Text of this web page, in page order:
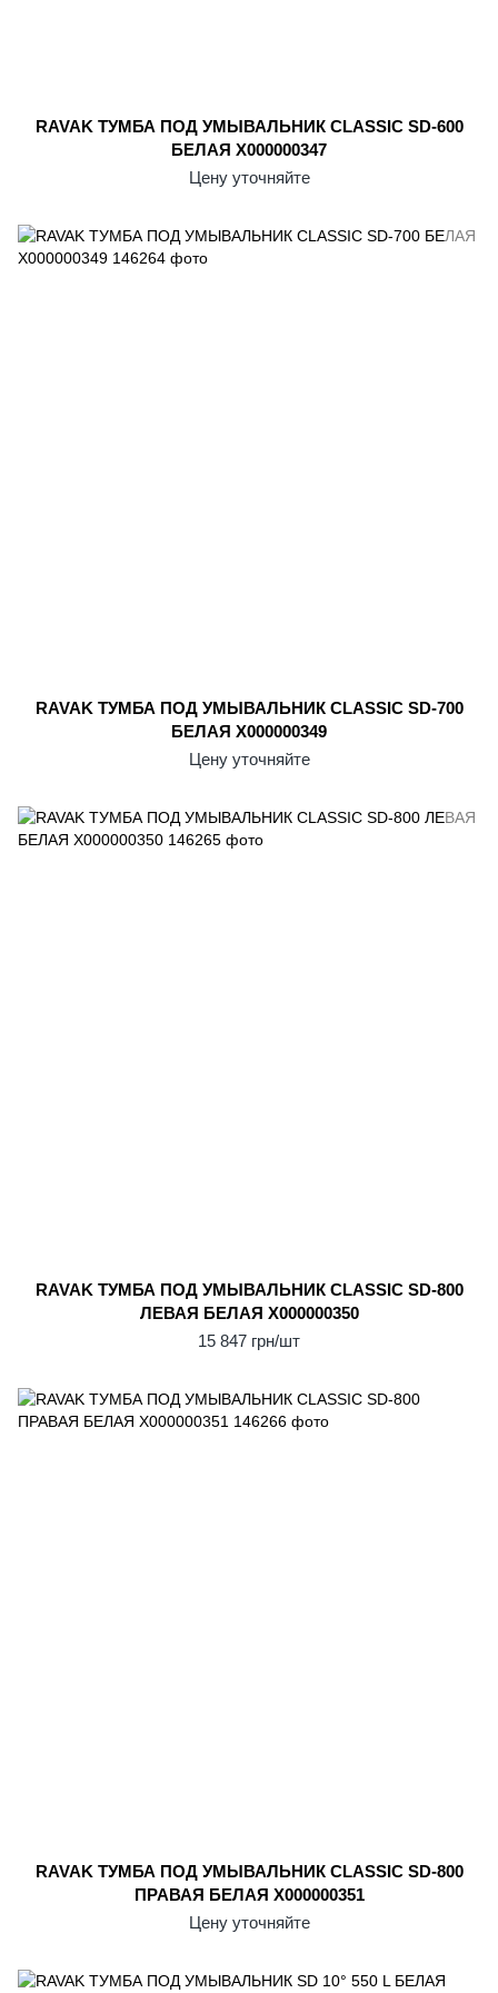
RAVAK ТУМБА ПОД УМЫВАЛЬНИК CLASSIC SD-600
БЕЛАЯ X000000347
Цену уточняйте
RAVAK ТУМБА ПОД УМЫВАЛЬНИК CLASSIC SD-700
БЕЛАЯ X000000349
Цену уточняйте
RAVAK ТУМБА ПОД УМЫВАЛЬНИК CLASSIC SD-800
ЛЕВАЯ БЕЛАЯ X000000350
15 847 грн/шт
RAVAK ТУМБА ПОД УМЫВАЛЬНИК CLASSIC SD-800
ПРАВАЯ БЕЛАЯ X000000351
Цену уточняйте